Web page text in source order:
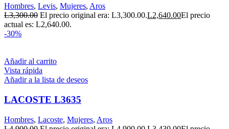
Hombres, Levis, Mujeres, Aros
L3,300.00 El precio original era: L3,300.00.L2,640.00El precio
actual es: L2,640.00.
-30%
Añadir al carrito
Vista rápida
Añadir a la lista de deseos
LACOSTE L3635
Hombres, Lacoste, Mujeres, Aros